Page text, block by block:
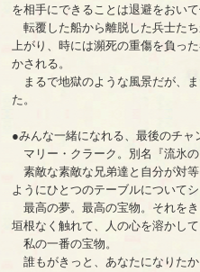
を相手にできることは退避をおいて
転覆した船から離脱した兵士た
上がり、時には瀕死の重傷を負っ
かされる。
まるで地獄のような風景だが、
た。
●みんな一緒になれる、最後のチャ
マリー・クラーク。別名『流氷の
素敵な素敵な兄弟達と自分が対
ようにひとつのテーブルについて
最高の夢。最高の宝物。それを
垣根なく触れて、人の心を溶かして
私の一番の宝物。
誰もがきっと、あなたになりたか